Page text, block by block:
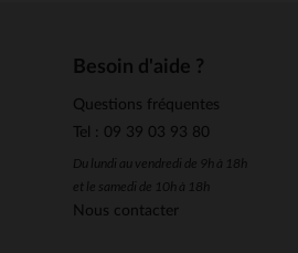
Besoin d'aide ?
Questions fréquentes
Tel : 09 39 03 93 80
Du lundi au vendredi de 9h à 18h
et le samedi de 10h à 18h
Nous contacter